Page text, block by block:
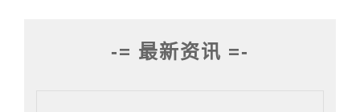
-= 最新资讯 =-